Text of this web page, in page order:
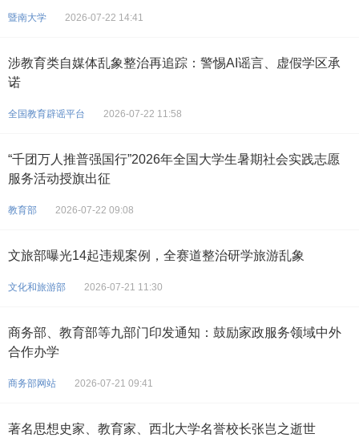
暨南大学 2026-07-22 14:41
涉教育类自媒体乱象整治再追踪：警惕AI谣言、虚假学区承
诺
全国教育辟谣平台 2026-07-22 11:58
“千团万人推普强国行”2026年全国大学生暑期社会实践志愿
服务活动授旗出征
教育部 2026-07-22 09:08
文旅部曝光14起违规案例，全赛道整治研学旅游乱象
文化和旅游部 2026-07-21 11:30
商务部、教育部等九部门印发通知：鼓励家政服务领域中外
合作办学
商务部网站 2026-07-21 09:41
著名思想史家、教育家、西北大学名誉校长张岂之逝世